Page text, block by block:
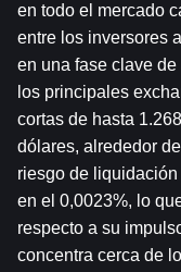
en todo el mercado
entre los inversores
en una fase clave
los principales
cortas de hasta
dólares, alrededor
riesgo de
en el 0,0023%, lo
respecto a su
concentra cerca de